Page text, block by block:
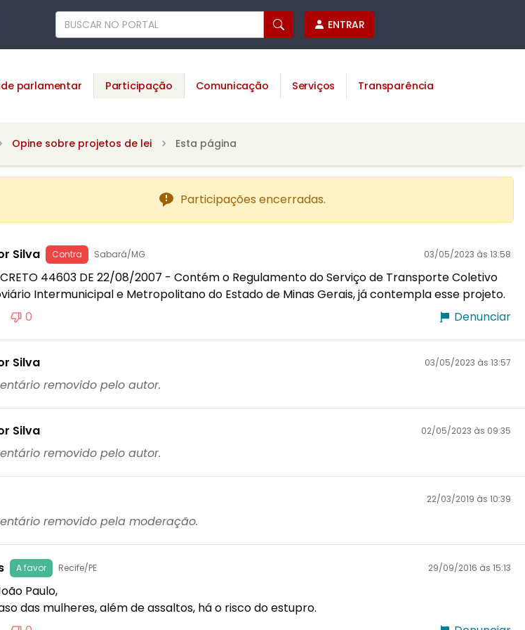
ENTRAR
parlamentar Participação Comunicação Serviços Transparência
Opine sobre projetos de lei Esta página
Participações encerradas.
Silva Contra Sabará/MG 03/05/2023 às 13:58
44603 DE 22/08/2007 - Contém o Regulamento do Serviço de Transporte Coletivo
Intermunicipal e Metropolitano do Estado de Minas Gerais, já contempla esse projeto.
0 Denunciar
Silva 03/05/2023 às 13:57
removido pelo autor.
Silva 02/05/2023 às 09:35
removido pelo autor.
22/03/2019 às 10:39
removido pela moderação.
A favor Recife/PE 29/09/2016 às 15:13
Paulo,
das mulheres, além de assaltos, há o risco do estupro.